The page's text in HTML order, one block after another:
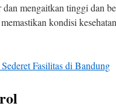
mengaitkan tinggi dan
kondisi
Fasilitas di Bandung